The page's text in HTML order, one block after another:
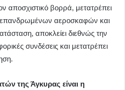
αποσχιστικό βορρά, μετατρέπει
επανδρωμένων αεροσκαφών και
αποκλείει διεθνώς την
συνδέσεις και μετατρέπει
της Άγκυρας είναι η